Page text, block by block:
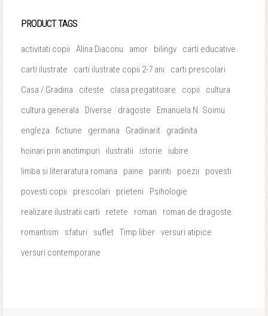
PRODUCT TAGS
activitati copii Alina Diaconu amor bilingv
carti educative
carti ilustrate
carti ilustrate copii 2-7 ani
carti prescolari
Casa / Gradina
citeste clasa pregatitoare copii
cultura
cultura generala
Diverse dragoste
Emanuela N. Soimu
engleza
fictiune germana Gradinarit
gradinita
hoinari prin anotimpuri
ilustratii istorie
iubire
limba si literaratura romana
paine parinti poezii
povesti
povesti copii
prescolari prieteni
Psihologie
realizare ilustratii carti
retete roman
roman de dragoste
romantism
sfaturi suflet Timp liber versuri atipice
versuri contemporane